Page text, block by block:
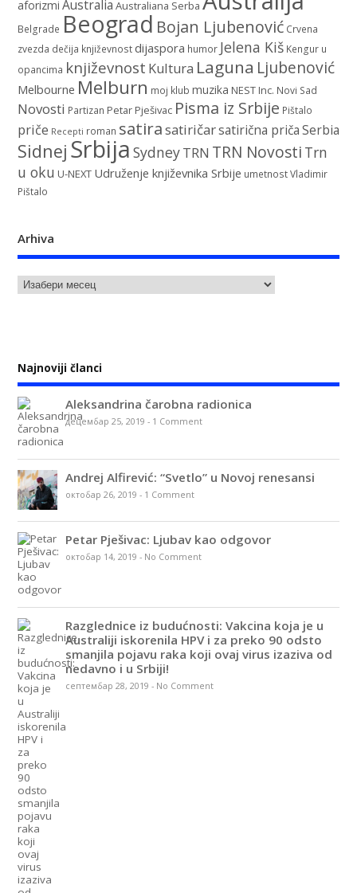
aforizmi Australia Australiana Serba
Belgrade Beograd Bojan Ljubenović Crvena
zvezda dečija književnostdijaspora humor Jelena Kiš Kengur u
opancima književnost Kultura Laguna Ljubenović
Melbourne Melburn moj klub muzika NEST Inc. Novi Sad
Novosti Partizan Petar Pješivac Pisma iz Srbije Pištalo
priče Recepti roman satirasatiričarsatirična pričaSerbia
Sidnej Srbija SydneyTRN TRN Novosti Trn
u oku U-NEXT Udruženje književnika Srbije umetnostVladimir
Pištalo
Arhiva
Najnoviji članci
Aleksandrina čarobna radionica
децембар 25, 2019 - 1 Comment
Andrej Alfirević: “Svetlo” u Novoj renesansi
октобар 26, 2019 - 1 Comment
Petar Pješivac: Ljubav kao odgovor
октобар 14, 2019 - No Comment
Razglednice iz budućnosti: Vakcina koja je u
Australiji iskorenila HPV i za preko 90 odsto
smanjila pojavu raka koji ovaj virus izaziva od
nedavno i u Srbiji!
септембар 28, 2019 - No Comment